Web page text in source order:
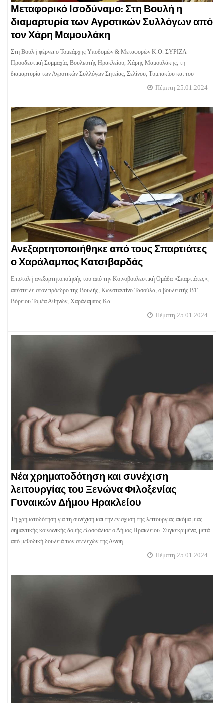
Μεταφορικό Ισοδύναμο: Στη Βουλή η
διαμαρτυρία των Αγροτικών Συλλόγων από
τον Χάρη Μαμουλάκη
Στη Βουλή φέρνει ο Τομεάρχης Υποδομών & Μεταφορών Κ.Ο. ΣΥΡΙΖΑ
Προοδευτική Συμμαχία, Βουλευτής Ηρακλείου, Χάρης Μαμουλάκης, τη
διαμαρτυρία των Αγροτικών Συλλόγων Σητείας, Σελίνου, Τυμπακίου και του
Πέμπτη 25.01.2024
Ανεξαρτητοποιήθηκε από τους Σπαρτιάτες
ο Χαράλαμπος Κατσιβαρδάς
Επιστολή ανεξαρτητοποίησής του από την Κοινοβουλευτική Ομάδα «Σπαρτιάτες»,
απέστειλε στον πρόεδρο της Βουλής, Κωνσταντίνο Τασούλα, ο βουλευτής Β1′
Βόρειου Τομέα Αθηνών, Χαράλαμπος Κα
Πέμπτη 25.01.2024
Νέα χρηματοδότηση και συνέχιση
λειτουργίας του Ξενώνα Φιλοξενίας
Γυναικών Δήμου Ηρακλείου
Τη χρηματοδότηση για τη συνέχιση και την ενίσχυση της λειτουργίας ακόμα μιας
σημαντικής κοινωνικής δομής εξασφάλισε ο Δήμος Ηρακλείου. Συγκεκριμένα, μετά
από μεθοδική δουλειά των στελεχών της Δ/νση
Πέμπτη 25.01.2024